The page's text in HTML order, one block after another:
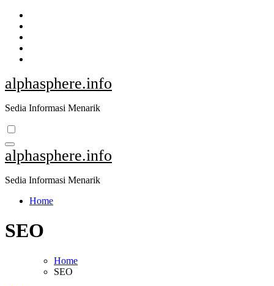
Skip
content
alphasphere.info
Sedia Informasi Menarik
alphasphere.info
Sedia Informasi Menarik
Home
SEO
Home
SEO